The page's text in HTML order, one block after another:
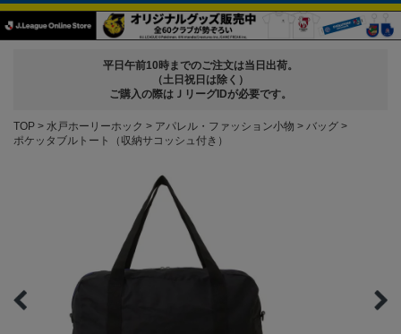
平日午前10時までのご注文は当日出荷。
（土日祝日は除く）
ご購入の際はＪリーグIDが必要です。
TOP 水戸ホーリーホック アパレル・ファッション小物
バッグ
ポケッタブルトート（収納サコッシュ付き）